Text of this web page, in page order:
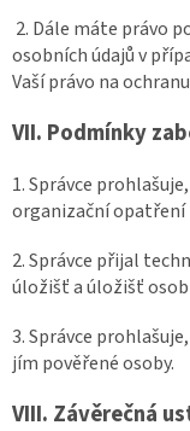
2. Dále máte právo
osobních údajů v
Vaší právo na
VII. Podmínky
1. Správce
organizační opatření
2. Správce přijal
úložišť a úložišť
3. Správce
jím pověřené osoby.
VIII. Závěrečná